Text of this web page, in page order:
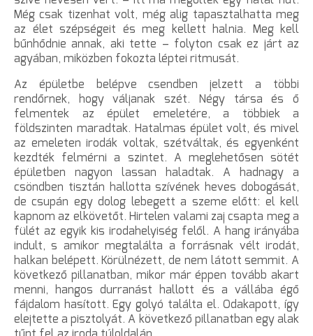
Még csak tizenhat volt, még alig tapasztalhatta meg
az élet szépségeit és meg kellett halnia. Meg kell
bűnhődnie annak, aki tette – folyton csak ez járt az
agyában, miközben fokozta léptei ritmusát.
Az épületbe belépve csendben jelzett a többi
rendőrnek, hogy váljanak szét. Négy társa és ő
felmentek az épület emeletére, a többiek a
földszinten maradtak. Hatalmas épület volt, és mivel
az emeleten irodák voltak, szétváltak, és egyenként
kezdték felmérni a szintet. A meglehetősen sötét
épületben nagyon lassan haladtak. A hadnagy a
csöndben tisztán hallotta szívének heves dobogását,
de csupán egy dolog lebegett a szeme előtt: el kell
kapnom az elkövetőt. Hirtelen valami zaj csapta meg a
fülét az egyik kis irodahelyiség felől. A hang irányába
indult, s amikor megtalálta a forrásnak vélt irodát,
halkan belépett. Körülnézett, de nem látott semmit. A
következő pillanatban, mikor már éppen tovább akart
menni, hangos durranást hallott és a vállába égő
fájdalom hasított. Egy golyó találta el. Odakapott, így
elejtette a pisztolyát. A következő pillanatban egy alak